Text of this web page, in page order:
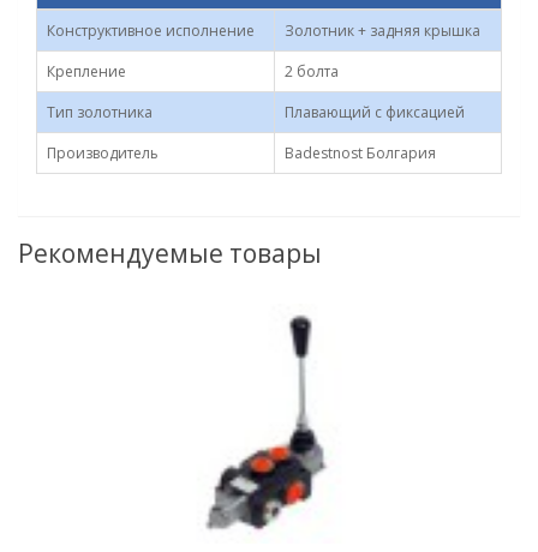
Конструктивное исполнение
Золотник + задняя крышка
Крепление
2 болта
Тип золотника
Плавающий с фиксацией
Производитель
Badestnost Болгария
Рекомендуемые товары